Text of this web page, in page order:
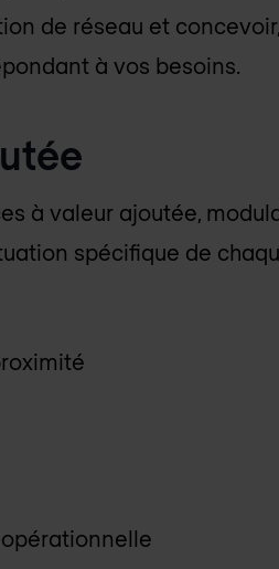
de réseau et
à vos besoins.
à valeur ajoutée,
spécifique de